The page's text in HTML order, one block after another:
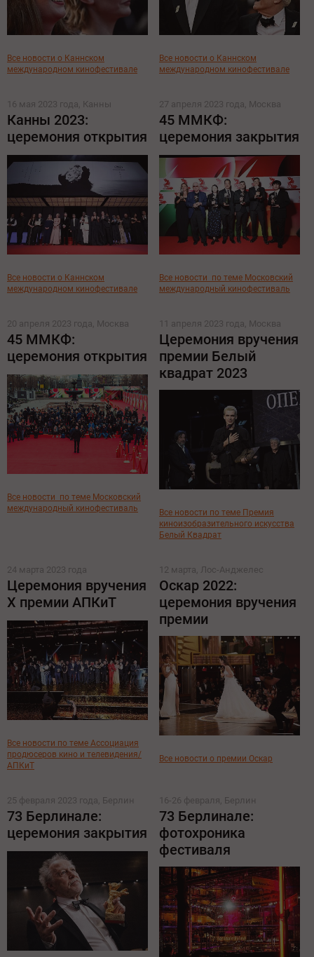
Все новости о Каннском
международном кинофестивале
Все новости о Каннском
международном кинофестивале
16 мая 2023 года, Канны
Канны 2023:
церемония открытия
Все новости о Каннском
международном кинофестивале
27 апреля 2023 года, Москва
45 ММКФ:
церемония закрытия
Все новости по теме Московский
международный кинофестиваль
20 апреля 2023 года, Москва
45 ММКФ:
церемония открытия
Все новости по теме Московский
международный кинофестиваль
11 апреля 2023 года, Москва
Церемония вручения
премии Белый
квадрат 2023
Все новости по теме Премия
киноизобразительного искусства
Белый Квадрат
24 марта 2023 года
Церемония вручения
X премии АПКиТ
Все новости по теме Ассоциация
продюсеров кино и телевидения/
АПКиТ
12 марта, Лос-Анджелес
Оскар 2022:
церемония вручения
премии
Все новости о премии Оскар
25 февраля 2023 года, Берлин
73 Берлинале:
церемония закрытия
16-26 февраля, Берлин
73 Берлинале:
фотохроника
фестиваля